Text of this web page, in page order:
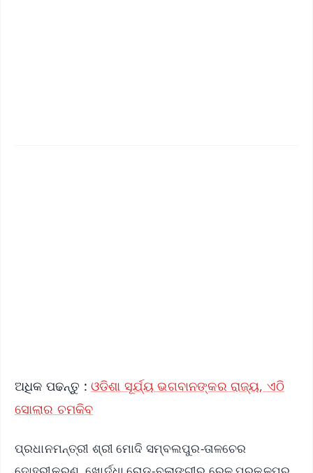
ଅଧିକ ପଢନ୍ତୁ : ଓଡିଶା ସୂର୍ଯ୍ୟ ଭଗବାନଙ୍କର ରାଜ୍ୟ, ଏଠି
ସୋଲାର ଚମକିବ
ପ୍ରଧାନମନ୍ତ୍ରୀ ଶ୍ରୀ ମୋଦି ସମ୍ବଲପୁର-ତାଳଚେର